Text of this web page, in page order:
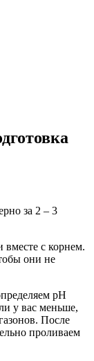
за 2 – 3
вместе с корнем.
они не
pH
у вас меньше,
После
проливаем